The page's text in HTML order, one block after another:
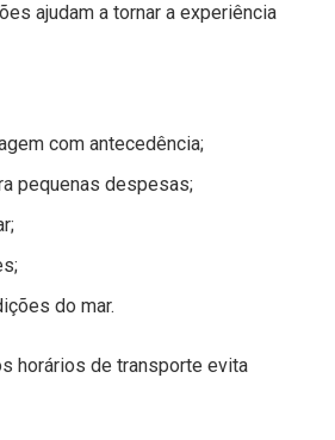
ajudam a tornar a experiência
com antecedência;
pequenas despesas;
do mar.
horários de transporte evita